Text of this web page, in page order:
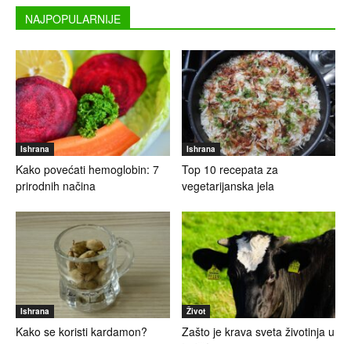
NAJPOPULARNIJE
Ishrana
Kako povećati hemoglobin: 7
prirodnih načina
Ishrana
Top 10 recepata za
vegetarijanska jela
Ishrana
Kako se koristi kardamon?
Život
Zašto je krava sveta životinja u